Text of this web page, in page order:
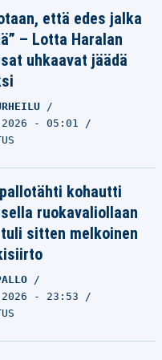
että edes jalka
– Lotta Haralan
uhkaavat jäädä
- 05:01
kohautti
ruokavaliollaan
sitten melkoinen
- 23:53